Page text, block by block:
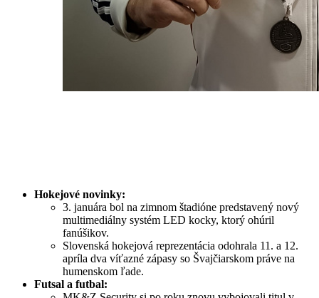
Hokejové novinky:
3. januára bol na zimnom štadióne predstavený nový
multimediálny systém LED kocky, ktorý ohúril
fanúšikov.
Slovenská hokejová reprezentácia odohrala 11. a 12.
apríla dva víťazné zápasy so Švajčiarskom práve na
humenskom ľade.
Futsal a futbal: